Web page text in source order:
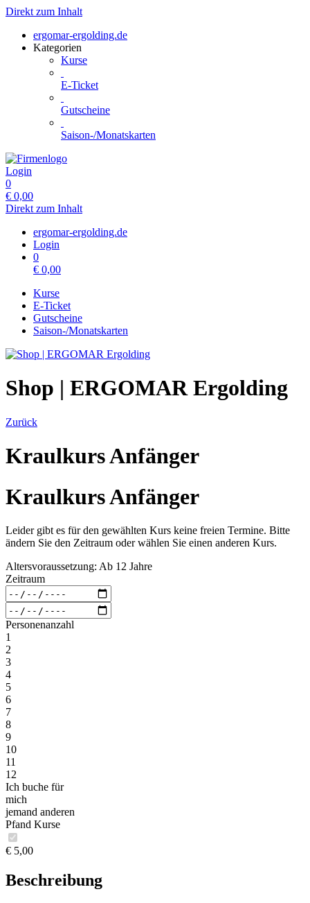
Direkt zum Inhalt
ergomar-ergolding.de
Kategorien
Kurse
E-Ticket
Gutscheine
Saison-/Monatskarten
Login
0
€ 0,00
Direkt zum Inhalt
ergomar-ergolding.de
Login
0
€ 0,00
Kurse
E-Ticket
Gutscheine
Saison-/Monatskarten
Shop | ERGOMAR Ergolding
Zurück
Kraulkurs Anfänger
Kraulkurs Anfänger
Leider gibt es für den gewählten Kurs keine freien Termine. Bitte
ändern Sie den Zeitraum oder wählen Sie einen anderen Kurs.
Altersvoraussetzung: Ab 12 Jahre
Zeitraum
Personenanzahl
1
2
3
4
5
6
7
8
9
10
11
12
Ich buche für
mich
jemand anderen
Pfand Kurse
€ 5,00
Beschreibung